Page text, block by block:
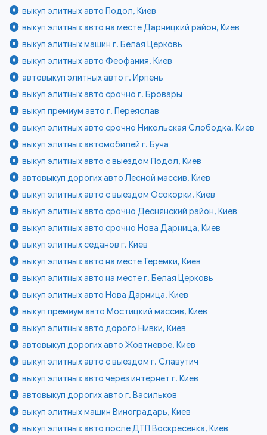
выкуп элитных авто Подол, Киев
выкуп элитных авто на месте Дарницкий район, Киев
выкуп элитных машин г. Белая Церковь
выкуп элитных авто Феофания, Киев
автовыкуп элитных авто г. Ирпень
выкуп элитных авто срочно г. Бровары
выкуп премиум авто г. Переяслав
выкуп элитных авто срочно Никольская Слободка, Киев
выкуп элитных автомобилей г. Буча
выкуп элитных авто с выездом Подол, Киев
автовыкуп дорогих авто Лесной массив, Киев
выкуп элитных авто с выездом Осокорки, Киев
выкуп элитных авто срочно Деснянский район, Киев
выкуп элитных авто срочно Нова Дарница, Киев
выкуп элитных седанов г. Киев
выкуп элитных авто на месте Теремки, Киев
выкуп элитных авто на месте г. Белая Церковь
выкуп элитных авто Нова Дарница, Киев
выкуп премиум авто Мостицкий массив, Киев
выкуп элитных авто дорого Нивки, Киев
автовыкуп дорогих авто Жовтневое, Киев
выкуп элитных авто с выездом г. Славутич
выкуп элитных авто через интернет г. Киев
автовыкуп дорогих авто г. Васильков
выкуп элитных машин Виноградарь, Киев
выкуп элитных авто после ДТП Воскресенка, Киев